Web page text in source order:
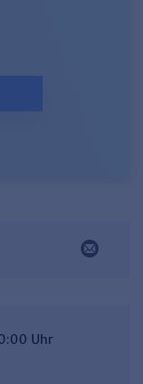
Uhr